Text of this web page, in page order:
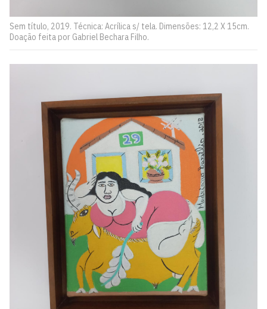
Sem título, 2019. Técnica: Acrílica s/ tela. Dimensões: 12,2 X 15cm.
Doação feita por Gabriel Bechara Filho.